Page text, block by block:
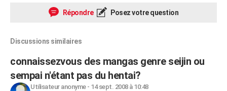
Répondre Posez votre question
Discussions similaires
connaissezvous des mangas genre seijin ou
sempai n'étant pas du hentai?
Utilisateur anonyme- 14 sept. 2008 à 10:48